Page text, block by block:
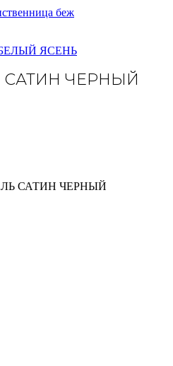
беж
ЯСЕНЬ
САТИН ЧЕРНЫЙ
САТИН ЧЕРНЫЙ